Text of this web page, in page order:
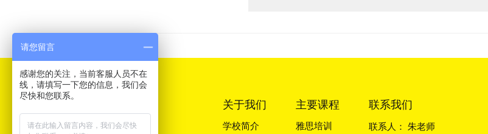
关于我们
学校简介
主要课程
雅思培训
联系我们
联系人： 朱老师
请您留言
感谢您的关注，当前客服人员不在
线，请填写一下您的信息，我们会
尽快和您联系。